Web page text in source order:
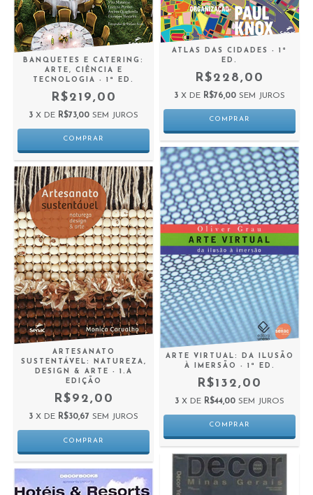
BANQUETES E CATERING:
ARTE, CIÊNCIA E
TECNOLOGIA - 1ª ED.
R$219,00
3 X DE R$73,00 SEM JUROS
ATLAS DAS CIDADES - 1ª
ED.
R$228,00
3 X DE R$76,00 SEM JUROS
ARTESANATO
SUSTENTÁVEL: NATUREZA,
DESIGN & ARTE - 1.A
EDIÇÃO
R$92,00
3 X DE R$30,67 SEM JUROS
ARTE VIRTUAL: DA ILUSÃO
À IMERSÃO - 1ª ED.
R$132,00
3 X DE R$44,00 SEM JUROS